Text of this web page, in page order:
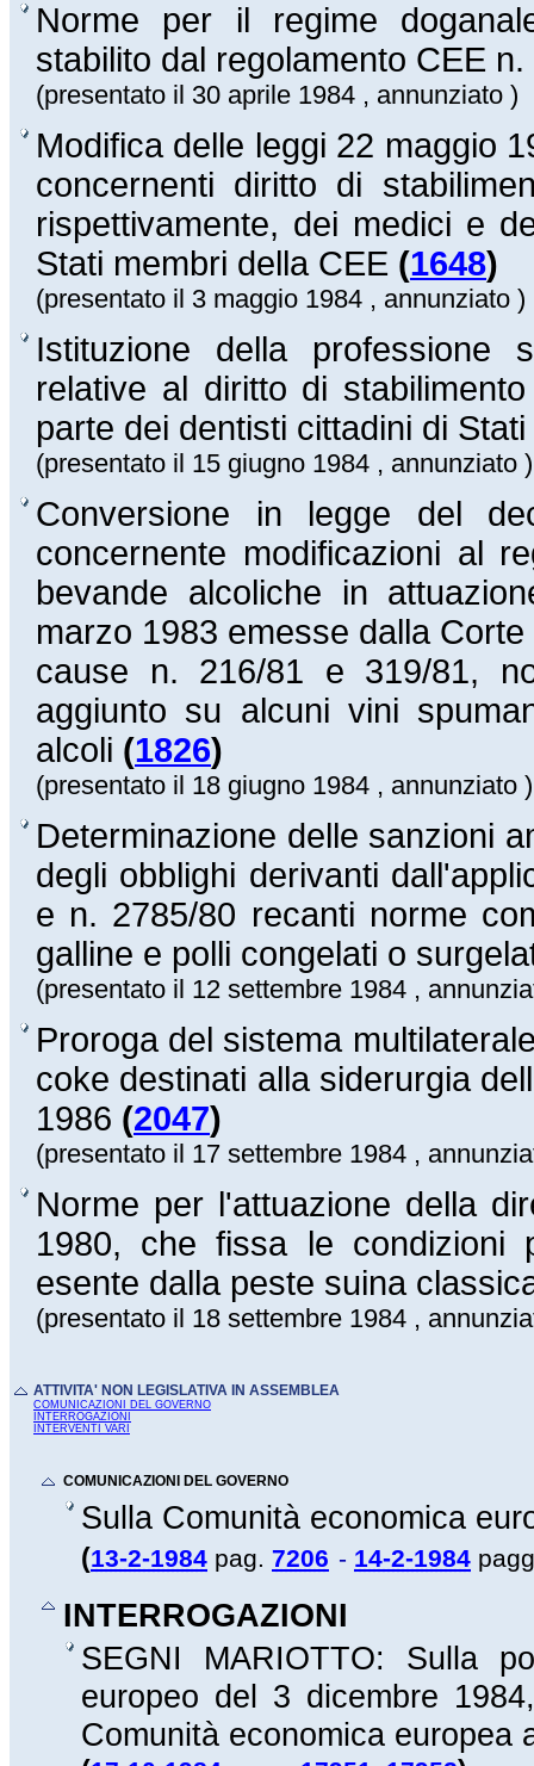
Norme per il regime
stabilito dal regolamento CEE
(presentato il 30 aprile 1984 , annunziato )
Modifica delle leggi 22 maggio
concernenti diritto di
rispettivamente, dei medici e
Stati membri della CEE (1648)
(presentato il 3 maggio 1984 , annunziato )
Istituzione della professione
relative al diritto di
parte dei dentisti cittadini di
(presentato il 15 giugno 1984 , annunziato )
Conversione in legge del
concernente modificazioni al
bevande alcoliche in
marzo 1983 emesse dalla
cause n. 216/81 e 319/81,
aggiunto su alcuni vini
alcoli (1826)
(presentato il 18 giugno 1984 , annunziato )
Determinazione delle sanzioni
degli obblighi derivanti
e n. 2785/80 recanti norme
galline e polli congelati o
(presentato il 12 settembre 1984 ,
Proroga del sistema
coke destinati alla siderurgia
1986 (2047)
(presentato il 17 settembre 1984 ,
Norme per l'attuazione della
1980, che fissa le condizioni
esente dalla peste suina
(presentato il 18 settembre 1984 ,
ATTIVITA' NON LEGISLATIVA IN ASSEMBLEA
COMUNICAZIONI DEL GOVERNO
INTERROGAZIONI
INTERVENTI VARI
COMUNICAZIONI DEL GOVERNO
Sulla Comunità economica
(13-2-1984 pag. 7206 - 14-2-1984
INTERROGAZIONI
SEGNI MARIOTTO: Sulla
europeo del 3 dicembre
Comunità economica